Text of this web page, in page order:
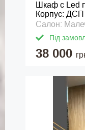
Шкаф с Led
Корпус:
Салон:
Під
38 000